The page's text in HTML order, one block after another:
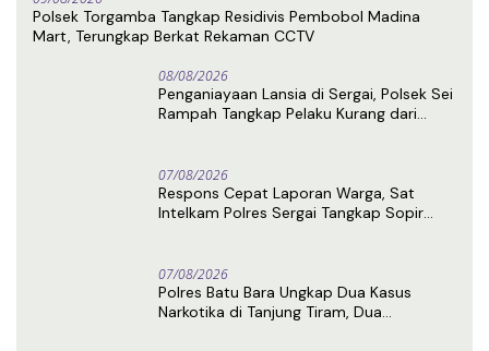
Polsek Torgamba Tangkap Residivis Pembobol Madina
Mart, Terungkap Berkat Rekaman CCTV
08/08/2026
Penganiayaan Lansia di Sergai, Polsek Sei
Rampah Tangkap Pelaku Kurang dari
07/08/2026
Respons Cepat Laporan Warga, Sat
Intelkam Polres Sergai Tangkap Sopir
07/08/2026
Polres Batu Bara Ungkap Dua Kasus
Narkotika di Tanjung Tiram, Dua